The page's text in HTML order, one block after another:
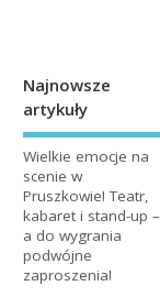
Najnowsze
artykuły
Wielkie emocje na
scenie w
Pruszkowie! Teatr,
kabaret i stand-up –
a do wygrania
podwójne
zaproszenia!